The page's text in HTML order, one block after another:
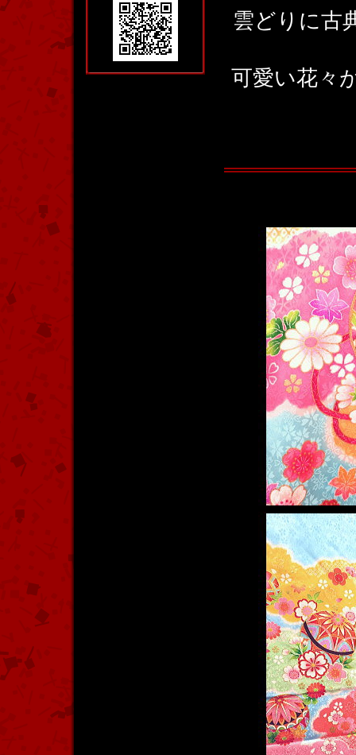
雲どりに古
可愛い花々